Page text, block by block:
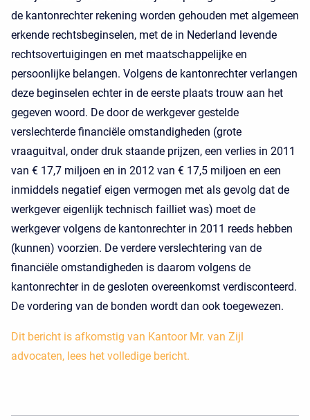
de kantonrechter rekening worden gehouden met algemeen
erkende rechtsbeginselen, met de in Nederland levende
rechtsovertuigingen en met maatschappelijke en
persoonlijke belangen. Volgens de kantonrechter verlangen
deze beginselen echter in de eerste plaats trouw aan het
gegeven woord. De door de werkgever gestelde
verslechterde financiële omstandigheden (grote
vraaguitval, onder druk staande prijzen, een verlies in 2011
van € 17,7 miljoen en in 2012 van € 17,5 miljoen en een
inmiddels negatief eigen vermogen met als gevolg dat de
werkgever eigenlijk technisch failliet was) moet de
werkgever volgens de kantonrechter in 2011 reeds hebben
(kunnen) voorzien. De verdere verslechtering van de
financiële omstandigheden is daarom volgens de
kantonrechter in de gesloten overeenkomst verdisconteerd.
De vordering van de bonden wordt dan ook toegewezen.
Dit bericht is afkomstig van Kantoor Mr. van Zijl
advocaten, lees het volledige bericht.